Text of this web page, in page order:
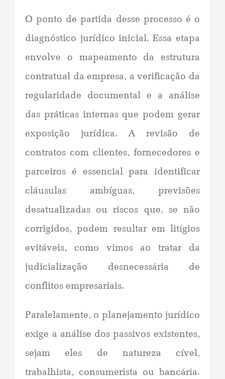
O ponto de partida desse processo é o
diagnóstico jurídico inicial. Essa etapa
envolve o mapeamento da estrutura
contratual da empresa, a verificação da
regularidade documental e a análise
das práticas internas que podem gerar
exposição jurídica. A revisão de
contratos com clientes, fornecedores e
parceiros é essencial para identificar
cláusulas ambíguas, previsões
desatualizadas ou riscos que, se não
corrigidos, podem resultar em litígios
evitáveis, como vimos ao tratar da
judicialização desnecessária de
conflitos empresariais.
Paralelamente, o planejamento jurídico
exige a análise dos passivos existentes,
sejam eles de natureza cível,
trabalhista, consumerista ou bancária.